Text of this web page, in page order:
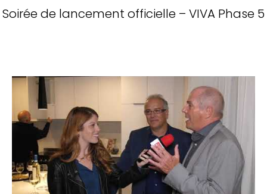
Soirée de lancement officielle – VIVA Phase 5